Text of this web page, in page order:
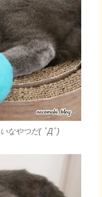
なやつだ( ﾟДﾟ)